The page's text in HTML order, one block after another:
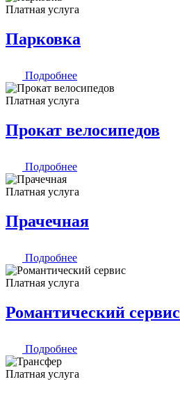
Платная услуга
Парковка
Подробнее
Платная услуга
Прокат велосипедов
Подробнее
Платная услуга
Прачечная
Подробнее
Платная услуга
Романтический сервис
Подробнее
Платная услуга